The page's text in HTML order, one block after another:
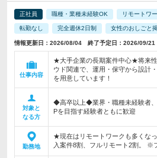
正社員 職種・業種未経験OK リモートワ
転勤なし 完全週休2日制 女性のおしごと
情報更新日：2026/08/04 終了予定日：2026/09/21
仕事内容
★大手企業の長期案件中心★将来
ウド関連で、運用・保守から設計
を用意しています！
対象と
なる方
◆高卒以上◆業界・職種未経験者
Pを目指す経験者ともに歓迎
勤務地
★現在はリモートワークも多くな
入案件8割、フルリモート2割。 ※